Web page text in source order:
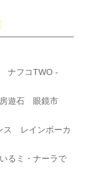
ナフコTWO -
遊石 眼鏡市
レインボーカ
るミ・ナーラで